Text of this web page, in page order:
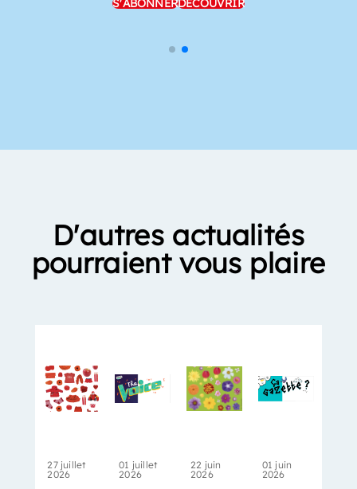
S'ABONNERDÉCOUVRIR
D'autres actualités
pourraient vous plaire
27 juillet
2026
01 juillet
2026
22 juin
2026
01 juin
2026